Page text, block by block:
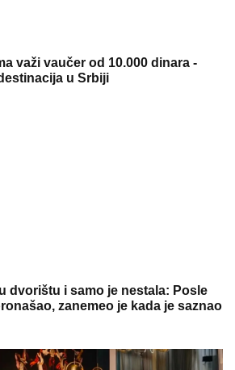
važi vaučer od 10.000 dinara -
u Srbiji
dvorištu i samo je nestala: Posle
zanemeo je kada je saznao